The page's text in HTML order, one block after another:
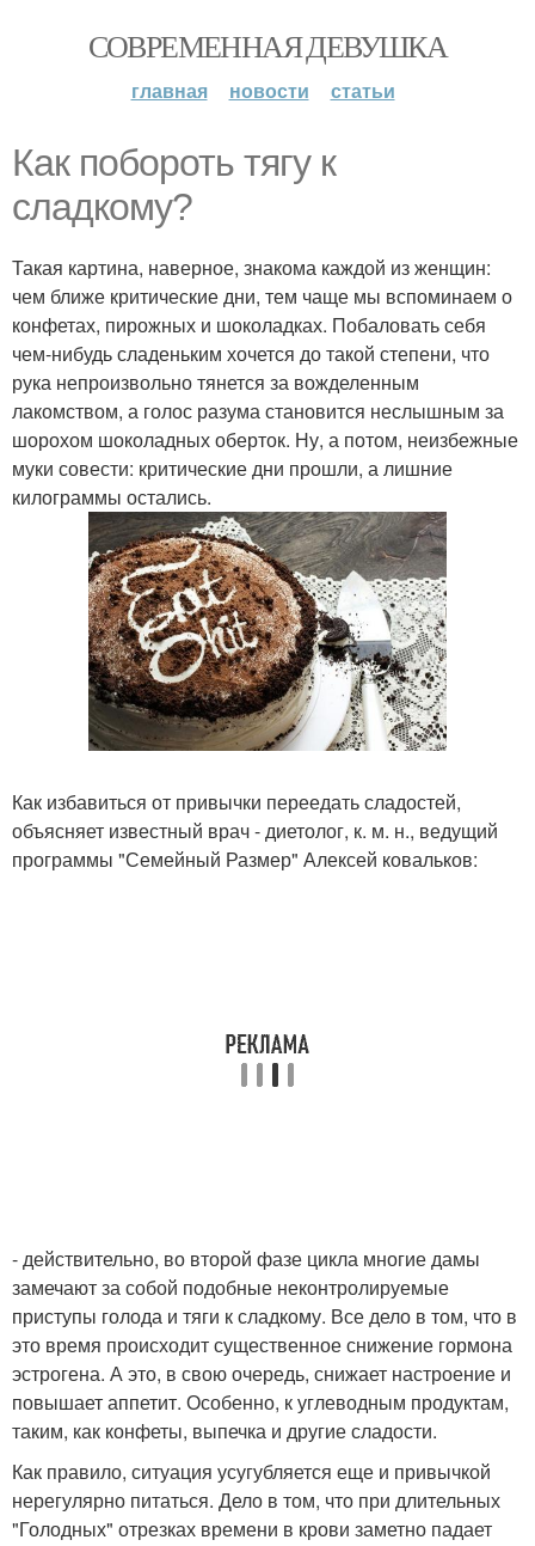
СОВРЕМЕННАЯ ДЕВУШКА
главная новости статьи
Как побороть тягу к
сладкому?
Такая картина, наверное, знакома каждой из женщин:
чем ближе критические дни, тем чаще мы вспоминаем о
конфетах, пирожных и шоколадках. Побаловать себя
чем-нибудь сладеньким хочется до такой степени, что
рука непроизвольно тянется за вожделенным
лакомством, а голос разума становится неслышным за
шорохом шоколадных оберток. Ну, а потом, неизбежные
муки совести: критические дни прошли, а лишние
килограммы остались.
Как избавиться от привычки переедать сладостей,
объясняет известный врач - диетолог, к. м. н., ведущий
программы "Семейный Размер" Алексей ковальков:
- действительно, во второй фазе цикла многие дамы
замечают за собой подобные неконтролируемые
приступы голода и тяги к сладкому. Все дело в том, что в
это время происходит существенное снижение гормона
эстрогена. А это, в свою очередь, снижает настроение и
повышает аппетит. Особенно, к углеводным продуктам,
таким, как конфеты, выпечка и другие сладости.
Как правило, ситуация усугубляется еще и привычкой
нерегулярно питаться. Дело в том, что при длительных
"Голодных" отрезках времени в крови заметно падает